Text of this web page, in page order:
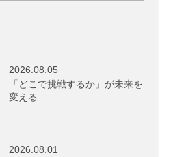
2026.08.05
「どこで挑戦するか」が未来を
変える
2026.08.01